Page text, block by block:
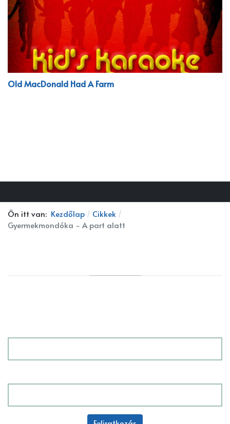
Old MacDonald Had A Farm
Ön itt van: Kezdőlap
Cikkek
Gyermekmondóka - A part alatt